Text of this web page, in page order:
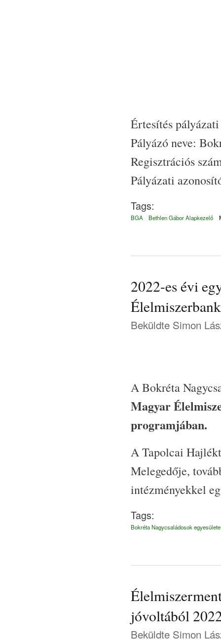
Értesítés
Pályázó neve:
Regisztrációs
Pályázati
Tags:
BGA Bethlen Gábor Alapkezelő
2022-es évi
Beküldte Simon
A Bokréta
Magyar
programjában.
A Tapolcai
Melegedője,
intézményekkel
Tags:
Bokréta Nagycsaládosok egyesülete
jóvoltából
Beküldte Simon